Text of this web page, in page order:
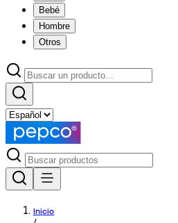
Bebé
Hombre
Otros
Inicio